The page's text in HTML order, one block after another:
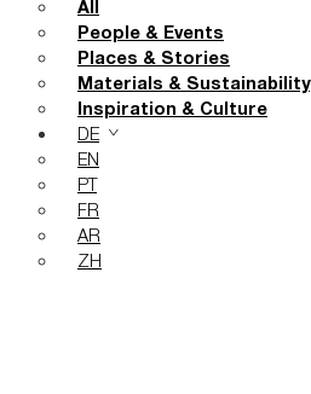
All
People & Events
Places & Stories
Materials & Sustainability
Inspiration & Culture
DE
EN
PT
FR
AR
ZH